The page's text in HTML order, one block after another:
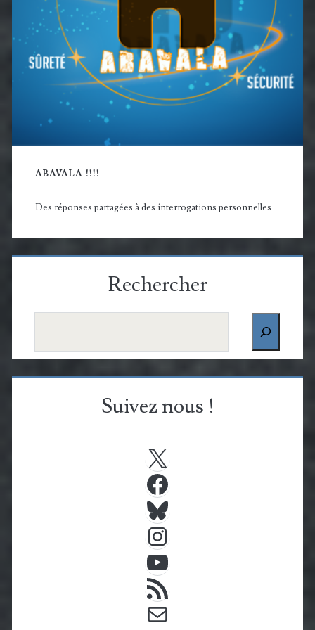
ABAVALA !!!!
Des réponses partagées à des interrogations personnelles
Rechercher
Suivez nous !